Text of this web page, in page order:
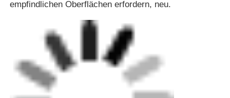
Fabrik Tour
Qualitätskontrolle
Kontakt
empfindlichen Oberflächen erfordern, neu.